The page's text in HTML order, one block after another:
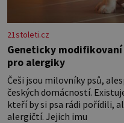
21stoleti.cz
Geneticky
pro alergiky
Češi jsou milovníky psů,
českých domácností.
kteří by si psa rádi pořídili,
alergičtí. Jejich imu